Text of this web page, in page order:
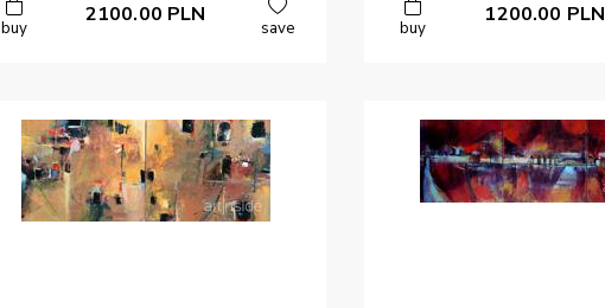
buy
2100.00 PLN
save buy
1200.00 PLN